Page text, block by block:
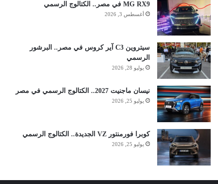
MG RX9 في مصر.. الكتالوج الرسمي
أغسطس 3, 2026
سيتروين C3 آير كروس في مصر.. البرشور
الرسمي
يوليو 28, 2026
نيسان ماجنيت 2027.. الكتالوج الرسمي في مصر
يوليو 25, 2026
كوبرا فورمنتور VZ الجديدة.. الكتالوج الرسمي
يوليو 25, 2026